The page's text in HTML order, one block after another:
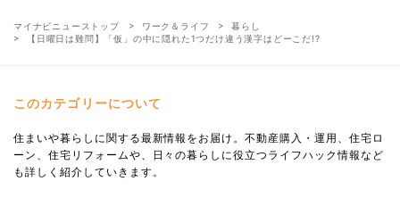
マイナビニューストップ ワーク＆ライフ
暮らし
【日曜日は難問】「仮」の中に隠れた1つだけ違う漢字はどーこだ!?
このカテゴリーについて
住まいや暮らしに関する最新情報をお届け。不動産購入・運用、住宅ロ
ーン、住宅リフォームや、日々の暮らしに役立つライフハック情報など
も詳しく紹介していきます。